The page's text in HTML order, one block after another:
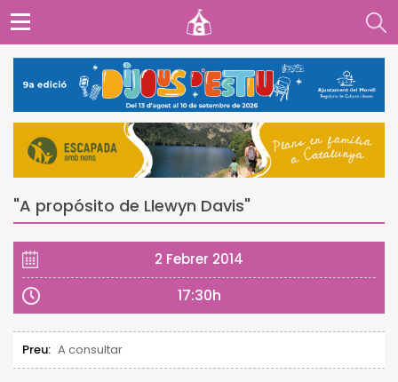
"A propósito de Llewyn Davis"
2 Febrer 2014
17:30h
Preu: A consultar